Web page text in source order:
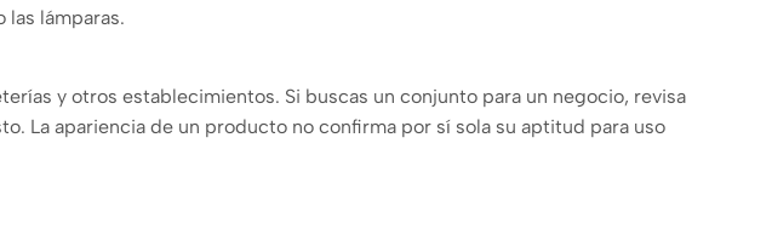
las lámparas.
y otros establecimientos. Si buscas un conjunto para un negocio, revisa
La apariencia de un producto no confirma por sí sola su aptitud para uso